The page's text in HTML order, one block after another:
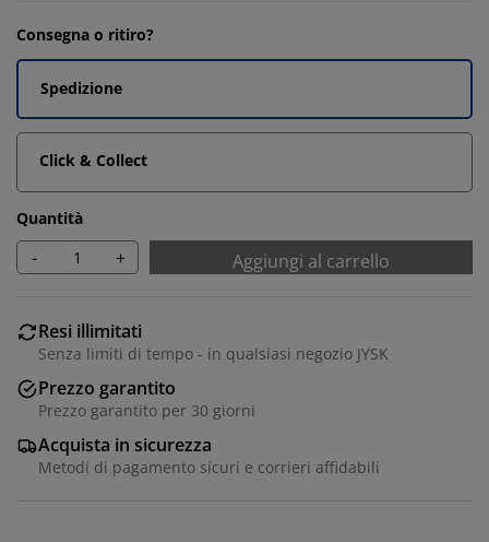
Consegna o ritiro?
Spedizione
Click & Collect
Quantità
- + Aggiungi al carrello
Resi illimitati
Senza limiti di tempo - in qualsiasi negozio JYSK
Prezzo garantito
Prezzo garantito per 30 giorni
Acquista in sicurezza
Metodi di pagamento sicuri e corrieri affidabili